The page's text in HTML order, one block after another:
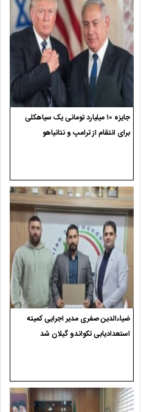
جایزه ۱۰ میلیارد تومانی یک سیاهکلی
برای انتقام از ترامپ و نتانیاهو
ضیاءالدین صفری مدیر اجرایی کمیته
استعدادیابی تکواندو گیلان شد